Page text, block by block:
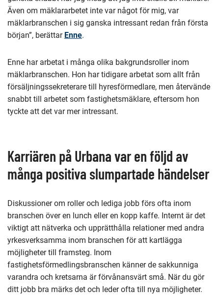
Även om mäklararbetet inte var något för mig, var
mäklarbranschen i sig ganska intressant redan från första
början”, berättar Enne.
Enne har arbetat i många olika bakgrundsroller inom
mäklarbranschen. Hon har tidigare arbetat som allt från
försäljningssekreterare till hyresförmedlare, men återvände
snabbt till arbetet som fastighetsmäklare, eftersom hon
tyckte att det var mer intressant.
Karriären på Urbana var en följd av
många positiva slumpartade händelser
Diskussioner om roller och lediga jobb förs ofta inom
branschen över en lunch eller en kopp kaffe. Internt är det
viktigt att nätverka och upprätthålla relationer med andra
yrkesverksamma inom branschen för att kartlägga
möjligheter till framsteg. Inom
fastighetsförmedlingsbranschen känner de sakkunniga
varandra och kretsarna är förvånansvärt små. När du gör
ditt jobb bra märks det och leder ofta till nya möjligheter.